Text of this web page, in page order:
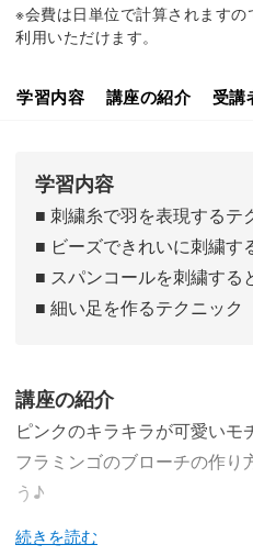
※会費は日単位で計算されます
利用いただけます。
学習内容 講座の紹介 受講
学習内容
■ 刺繍糸で羽を表現するテ
■ ビーズできれいに刺繍す
■ スパンコールを刺繍する
■ 細い足を作るテクニック
講座の紹介
ピンクのキラキラが可愛いモ
フラミンゴのブローチの作り
う♪